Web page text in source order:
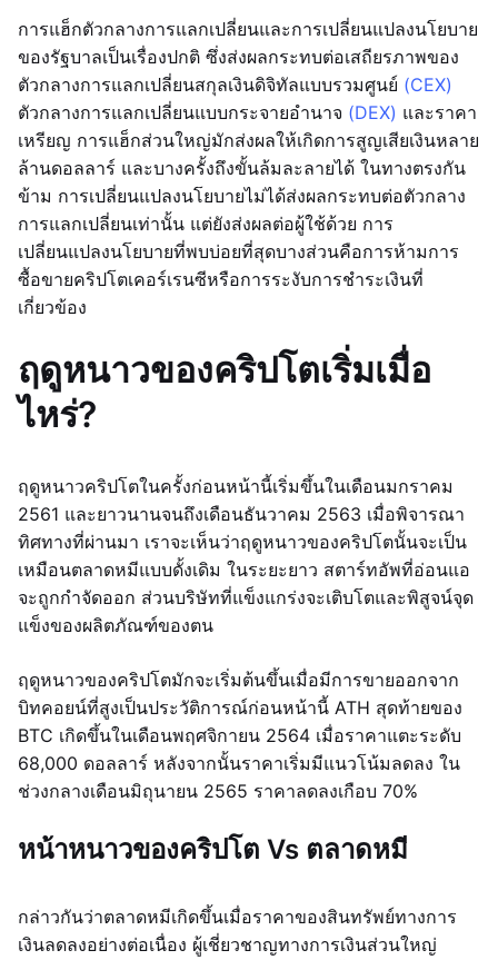
การแฮ็กตัวกลางการแลกเปลี่ยนและการเปลี่ยนแปลงนโยบาย
ของรัฐบาลเป็นเรื่องปกติ ซึ่งส่งผลกระทบต่อเสถียรภาพของ
ตัวกลางการแลกเปลี่ยนสกุลเงินดิจิทัลแบบรวมศูนย์ (CEX)
ตัวกลางการแลกเปลี่ยนแบบกระจายอำนาจ (DEX) และราคา
เหรียญ การแฮ็กส่วนใหญ่มักส่งผลให้เกิดการสูญเสียเงินหลาย
ล้านดอลลาร์ และบางครั้งถึงขั้นล้มละลายได้ ในทางตรงกัน
ข้าม การเปลี่ยนแปลงนโยบายไม่ได้ส่งผลกระทบต่อตัวกลาง
การแลกเปลี่ยนเท่านั้น แต่ยังส่งผลต่อผู้ใช้ด้วย การ
เปลี่ยนแปลงนโยบายที่พบบ่อยที่สุดบางส่วนคือการห้ามการ
ซื้อขายคริปโตเคอร์เรนซีหรือการระงับการชำระเงินที่
เกี่ยวข้อง
ฤดูหนาวของคริปโตเริ่มเมื่อ
ไหร่?
ฤดูหนาวคริปโตในครั้งก่อนหน้านี้เริ่มขึ้นในเดือนมกราคม
2561 และยาวนานจนถึงเดือนธันวาคม 2563 เมื่อพิจารณา
ทิศทางที่ผ่านมา เราจะเห็นว่าฤดูหนาวของคริปโตนั้นจะเป็น
เหมือนตลาดหมีแบบดั้งเดิม ในระยะยาว สตาร์ทอัพที่อ่อนแอ
จะถูกกำจัดออก ส่วนบริษัทที่แข็งแกร่งจะเติบโตและพิสูจน์จุด
แข็งของผลิตภัณฑ์ของตน
ฤดูหนาวของคริปโตมักจะเริ่มต้นขึ้นเมื่อมีการขายออกจาก
บิทคอยน์ที่สูงเป็นประวัติการณ์ก่อนหน้านี้ ATH สุดท้ายของ
BTC เกิดขึ้นในเดือนพฤศจิกายน 2564 เมื่อราคาแตะระดับ
68,000 ดอลลาร์ หลังจากนั้นราคาเริ่มมีแนวโน้มลดลง ใน
ช่วงกลางเดือนมิถุนายน 2565 ราคาลดลงเกือบ 70%
หน้าหนาวของคริปโต Vs ตลาดหมี
กล่าวกันว่าตลาดหมีเกิดขึ้นเมื่อราคาของสินทรัพย์ทางการ
เงินลดลงอย่างต่อเนื่อง ผู้เชี่ยวชาญทางการเงินส่วนใหญ่